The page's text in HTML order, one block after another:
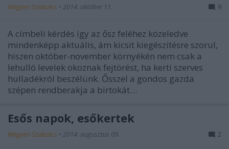
Megyeri Szabolcs • 2014. október 11. 9
A címbeli kérdés így az ősz feléhez közeledve
mindenképp aktuális, ám kicsit kiegészítésre szorul,
hiszen október-november környékén nem csak a
lehulló levelek okoznak fejtörést, ha kerti szerves
hulladékról beszélünk. Ősszel a gondos gazda
szépen rendberakja a birtokát…
Esős napok, esőkertek
Megyeri Szabolcs • 2014. augusztus 09. 2